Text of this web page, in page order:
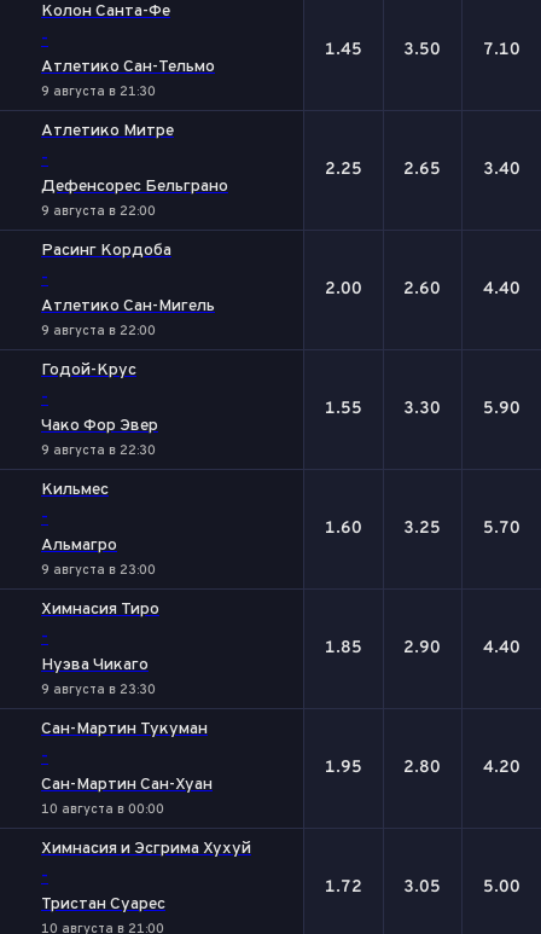
Колон Санта-Фе
-
Атлетико Сан-Тельмо
9 августа в 21:30
1.45 3.50 7.10
Атлетико Митре
-
Дефенсорес Бельграно
9 августа в 22:00
2.25 2.65 3.40
Расинг Кордоба
-
Атлетико Сан-Мигель
9 августа в 22:00
2.00 2.60 4.40
Годой-Крус
-
Чако Фор Эвер
9 августа в 22:30
1.55 3.30 5.90
Кильмес
-
Альмагро
9 августа в 23:00
1.60 3.25 5.70
Химнасия Тиро
-
Нуэва Чикаго
9 августа в 23:30
1.85 2.90 4.40
Сан-Мартин Тукуман
-
Сан-Мартин Сан-Хуан
10 августа в 00:00
1.95 2.80 4.20
Химнасия и Эсгрима Хухуй
-
Тристан Суарес
10 августа в 21:00
1.72 3.05 5.00